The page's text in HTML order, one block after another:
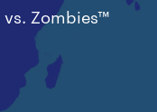
Zombies™